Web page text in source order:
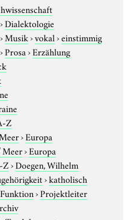
›Dialektologie
›Musik›vokal›einstimmig
›Prosa›Erzählung
Z
›Europa
Meer›Europa
Z›Doegen, Wilhelm
›katholisch
›Projektleiter